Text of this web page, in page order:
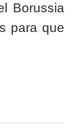
Borussia
para que